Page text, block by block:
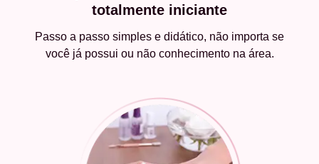
totalmente iniciante
Passo a passo simples e didático, não importa se
você já possui ou não conhecimento na área.